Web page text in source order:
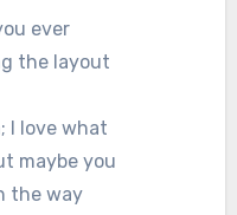
ever
the layout
I love what
maybe you
the way